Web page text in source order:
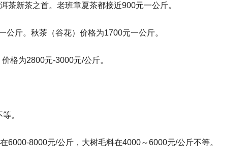
茶新茶之首。老班章夏茶都接近900元一公斤。
斤。秋茶（谷花）价格为1700元一公斤。
格为2800元-3000元/公斤。
。
6000-8000元/公斤，大树毛料在4000～6000元/公斤不等。